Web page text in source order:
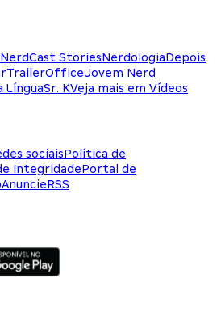
NerdCast StoriesNerdologiaDepois
TrailerOfficeJovem Nerd
LínguaSr. KVeja mais em Vídeos
sociaisPolítica de
IntegridadePortal de
AnuncieRSS